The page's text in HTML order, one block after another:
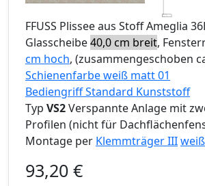
FFUSS Plissee aus Stoff Ameglia
Glasscheibe40,0 cm breit,
cm hoch, (zusammengeschoben
Schienenfarbe weiß matt 01
Bediengriff Standard Kunststoff
Typ VS2Verspannte Anlage mit
Profilen (nicht für
Montage per Klemmträger IIIweiß
93,20 €